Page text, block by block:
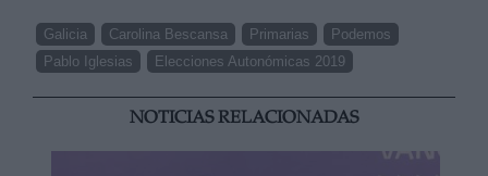
Galicia Carolina Bescansa Primarias
Podemos
Pablo Iglesias
Elecciones Autonómicas 2019
NOTICIAS RELACIONADAS